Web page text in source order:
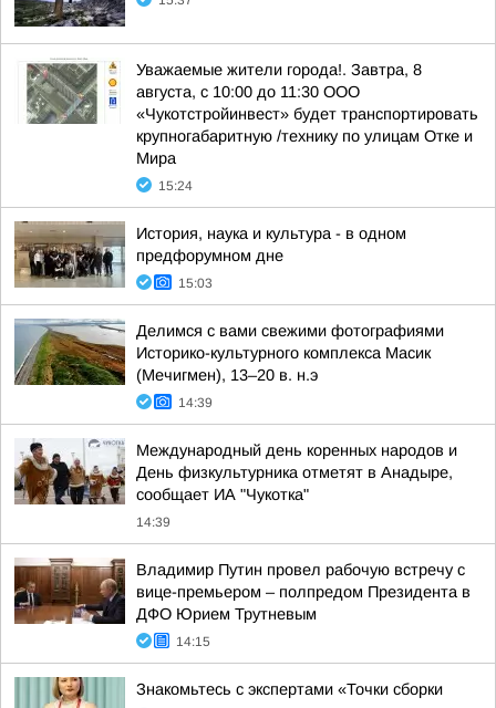
Уважаемые жители города!. Завтра, 8
августа, с 10:00 до 11:30 ООО
«Чукотстройинвест» будет транспортировать
крупногабаритную /технику по улицам Отке и
Мира
15:24
История, наука и культура - в одном
предфорумном дне
15:03
Делимся с вами свежими фотографиями
Историко-культурного комплекса Масик
(Мечигмен), 13–20 в. н.э
14:39
Международный день коренных народов и
День физкультурника отметят в Анадыре,
сообщает ИА "Чукотка"
14:39
Владимир Путин провел рабочую встречу с
вице-премьером – полпредом Президента в
ДФО Юрием Трутневым
14:15
Знакомьтесь с экспертами «Точки сборки